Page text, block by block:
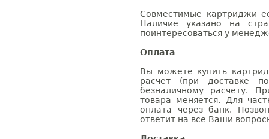
Совместимые картриджи
Наличие указано на
поинтересоваться у
Оплата
Вы можете купить
расчет (при доставке
безналичному расчету.
товара меняется. Для
оплата через банк.
ответит на все Ваши